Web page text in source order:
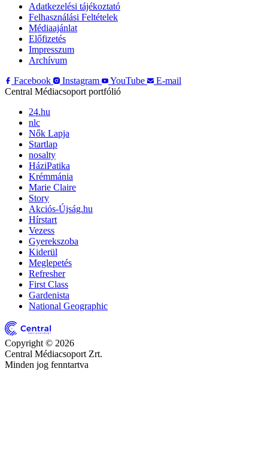
Adatkezelési tájékoztató
Felhasználási Feltételek
Médiaajánlat
Előfizetés
Impresszum
Archívum
Facebook
Instagram YouTube
E-mail
Central Médiacsoport portfólió
24.hu
nlc
Nők Lapja
Startlap
nosalty
HáziPatika
Krémmánia
Marie Claire
Story
Akciós-Újság.hu
Hírstart
Vezess
Gyerekszoba
Kiderül
Meglepetés
Refresher
First Class
Gardenista
National Geographic
Copyright © 2026
Central Médiacsoport Zrt.
Minden jog fenntartva